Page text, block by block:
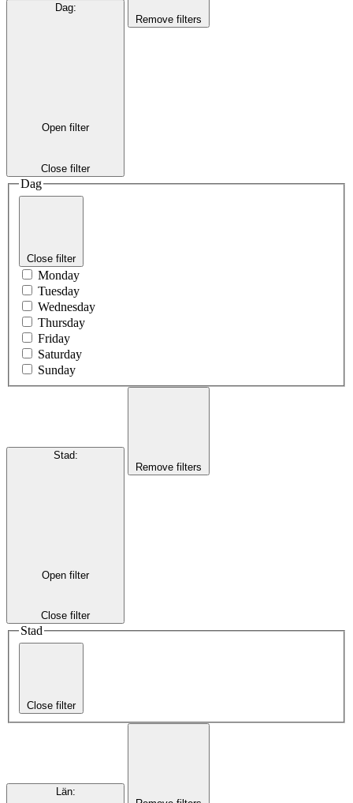
Dag:
Open filter
Close filter
Remove filters
Dag
Close filter
Monday
Tuesday
Wednesday
Thursday
Friday
Saturday
Sunday
Stad:
Open filter
Close filter
Remove filters
Stad
Close filter
Län: